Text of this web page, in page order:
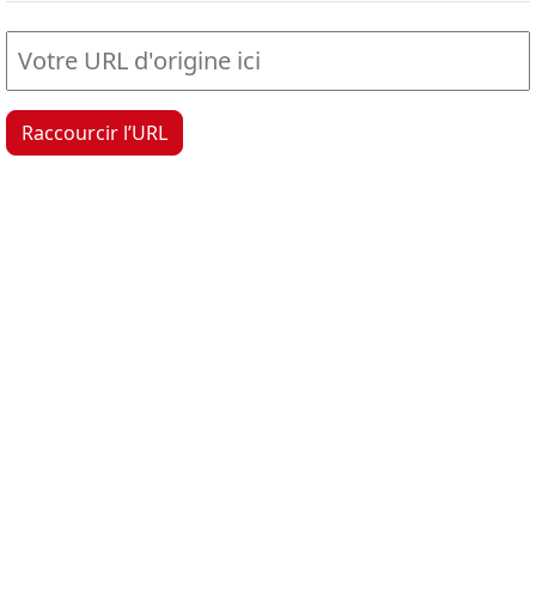
Raccourcir l’URL